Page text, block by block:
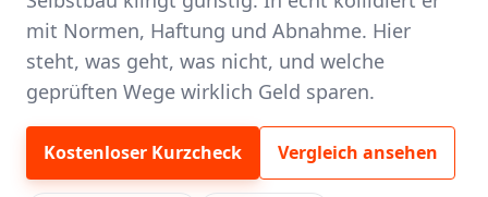
mit Normen, Haftung und Abnahme. Hier
steht, was geht, was nicht, und welche
geprüften Wege wirklich Geld sparen.
Kostenloser Kurzcheck Vergleich ansehen